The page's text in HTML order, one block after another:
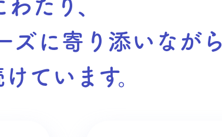
たり、
ズに寄り添いながら
ています。